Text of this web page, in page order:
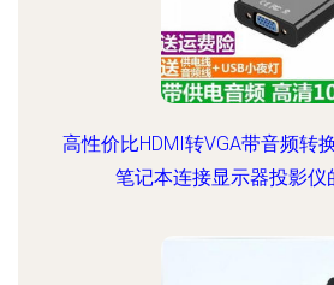
高性价比HDMI转VGA带音频转
笔记本连接显示器投影仪